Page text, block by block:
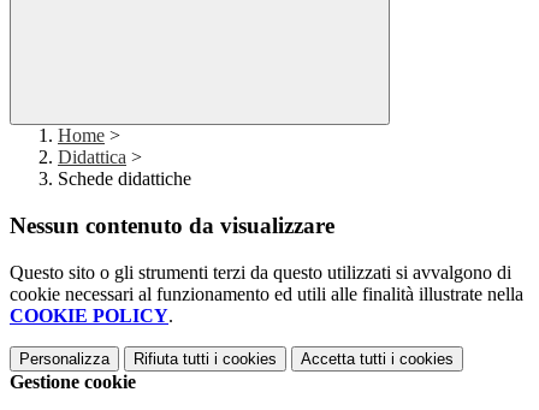
Home >
Didattica >
Schede didattiche
Nessun contenuto da visualizzare
Questo sito o gli strumenti terzi da questo utilizzati si avvalgono di
cookie necessari al funzionamento ed utili alle finalità illustrate nella
COOKIE POLICY.
Personalizza Rifiuta tutti i cookies Accetta tutti i cookies
Gestione cookie